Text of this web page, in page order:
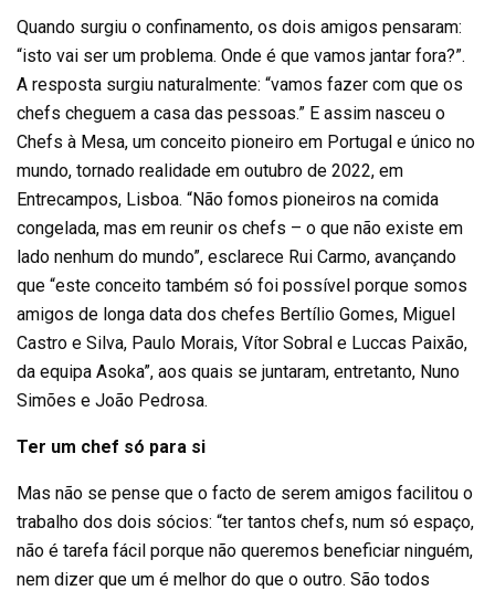
Quando surgiu o confinamento, os dois amigos pensaram:
“isto vai ser um problema. Onde é que vamos jantar fora?”.
A resposta surgiu naturalmente: “vamos fazer com que os
chefs cheguem a casa das pessoas.” E assim nasceu o
Chefs à Mesa, um conceito pioneiro em Portugal e único no
mundo, tornado realidade em outubro de 2022, em
Entrecampos, Lisboa. “Não fomos pioneiros na comida
congelada, mas em reunir os chefs – o que não existe em
lado nenhum do mundo”, esclarece Rui Carmo, avançando
que “este conceito também só foi possível porque somos
amigos de longa data dos chefes Bertílio Gomes, Miguel
Castro e Silva, Paulo Morais, Vítor Sobral e Luccas Paixão,
da equipa Asoka”, aos quais se juntaram, entretanto, Nuno
Simões e João Pedrosa.
Ter um chef só para si
Mas não se pense que o facto de serem amigos facilitou o
trabalho dos dois sócios: “ter tantos chefs, num só espaço,
não é tarefa fácil porque não queremos beneficiar ninguém,
nem dizer que um é melhor do que o outro. São todos